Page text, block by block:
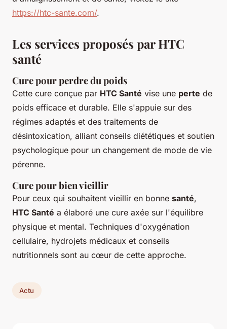
https://htc-sante.com/.
Les services proposés par HTC
santé
Cure pour perdre du poids
Cette cure conçue par HTC Santé vise une perte de
poids efficace et durable. Elle s'appuie sur des
régimes adaptés et des traitements de
désintoxication, alliant conseils diététiques et soutien
psychologique pour un changement de mode de vie
pérenne.
Cure pour bien vieillir
Pour ceux qui souhaitent vieillir en bonne santé,
HTC Santé a élaboré une cure axée sur l'équilibre
physique et mental. Techniques d'oxygénation
cellulaire, hydrojets médicaux et conseils
nutritionnels sont au cœur de cette approche.
Actu